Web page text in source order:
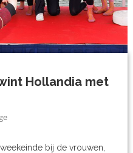
Hollandia met
bij de vrouwen,